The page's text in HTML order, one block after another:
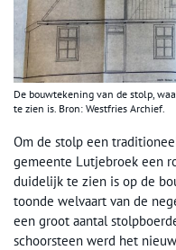
De bouwtekening van de stolp,
te zien is. Bron: Westfries Archief.
Om de stolp een
gemeente Lutjebroek een
duidelijk te zien is op de
toonde welvaart van de
een groot aantal
schoorsteen werd het